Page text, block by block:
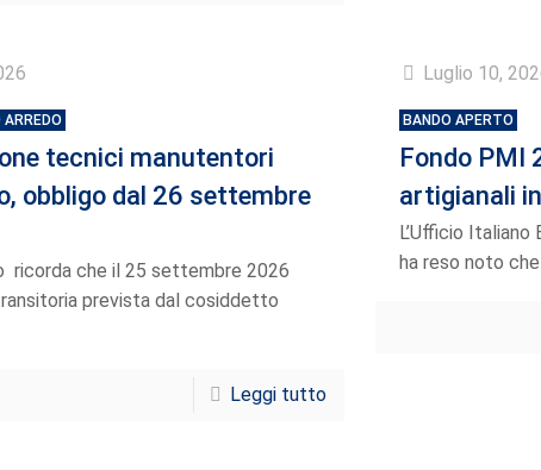
ARREDO
tecnici manutentori
obbligo dal 26 settembre
ricorda che il 25 settembre 2026
prevista dal cosiddetto
Leggi tutto
Luglio 10,
BANDO APERTO
Fondo PMI
artigianali
L’Ufficio
ha reso noto